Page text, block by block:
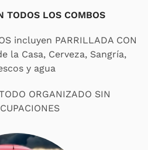
TODOS LOS COMBOS
incluyen PARRILLADA CON
la Casa, Cerveza, Sangría,
y agua
ORGANIZADO SIN